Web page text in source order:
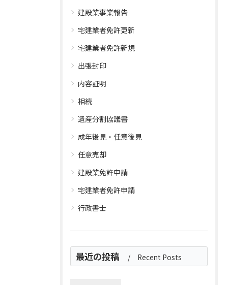
建設業事業報告
宅建業者免許更新
宅建業者免許新規
出張封印
内容証明
相続
遺産分割協議書
成年後見・任意後見
任意売却
建設業免許申請
宅建業者免許申請
行政書士
最近の投稿 Recent Posts